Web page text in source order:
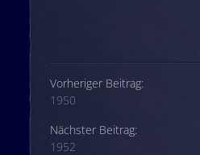
Beitrags-Navigation
Vorheriger Beitrag:
1950
Nächster Beitrag:
1952